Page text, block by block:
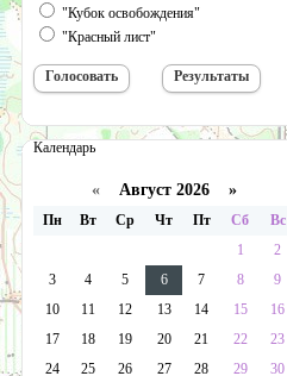
"Кубок освобождения"
"Красный лист"
Календарь
« Август 2026 »
Пн Вт Ср Чт Пт Сб
Вс
1
2
3
4 5 6 7 8
9
10
11 12 13 14 15
16
17
18 19 20 21 22
23
24
25 26 27 28 29
30